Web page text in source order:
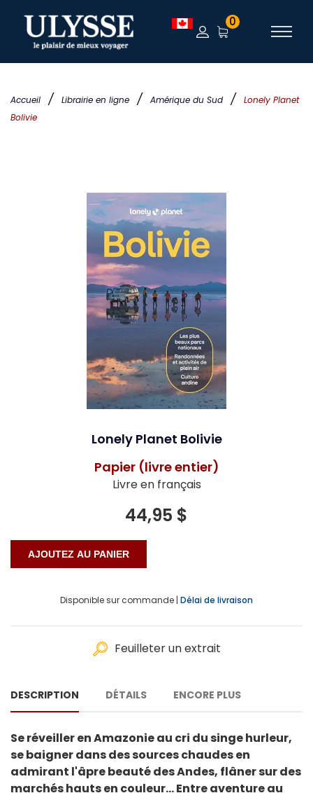
Accueil / Librairie en ligne / Amérique du Sud /
Lonely Planet
Bolivie
0
Lonely Planet Bolivie
Papier (livre entier)
Livre en français
44,95 $
Disponible sur commande | Délai de livraison
Feuilleter un extrait
DESCRIPTION DÉTAILS ENCORE PLUS
Se réveiller en Amazonie au cri du singe hurleur,
se baigner dans des sources chaudes en
admirant l'âpre beauté des Andes, flâner sur des
marchés hauts en couleur... Entre aventure au